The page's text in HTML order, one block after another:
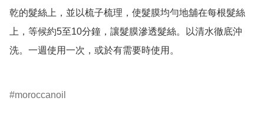
乾的髮絲上，並以梳子梳理，使髮膜均勻地舖在每根髮絲
上，等候約5至10分鐘，讓髮膜滲透髮絲。以清水徹底沖
洗。一週使用一次，或於有需要時使用。
moroccanoil